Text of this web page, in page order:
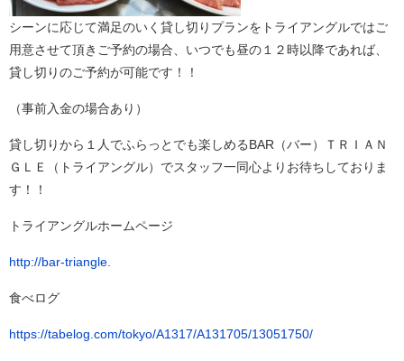
シーンに応じて満足のいく貸し切りプランをトライアングルではご
用意させて頂きご予約の場合、いつでも昼の１２時以降であれば、
貸し切りのご予約が可能です！！
（事前入金の場合あり）
貸し切りから１人でふらっとでも楽しめるBAR（バー）ＴＲＩＡＮ
ＧＬＥ（トライアングル）でスタッフ一同心よりお待ちしておりま
す！！
トライアングルホームページ
http://bar-triangle.
食べログ
https://tabelog.com/tokyo/A1317/A131705/13051750/